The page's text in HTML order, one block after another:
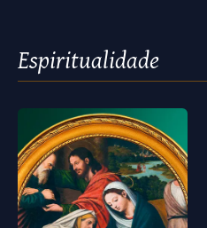
Espiritualidade